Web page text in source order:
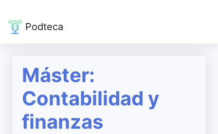
Podteca
Máster:
Contabilidad y
finanzas